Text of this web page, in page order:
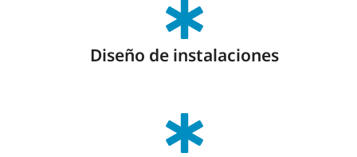
Diseño de instalaciones